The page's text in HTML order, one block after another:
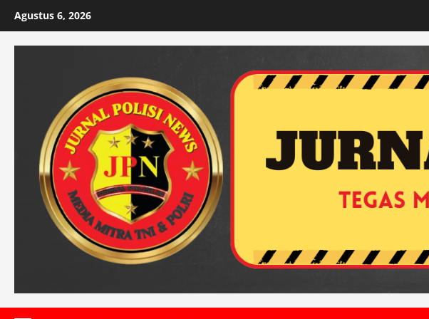
content
Agustus 6, 2026